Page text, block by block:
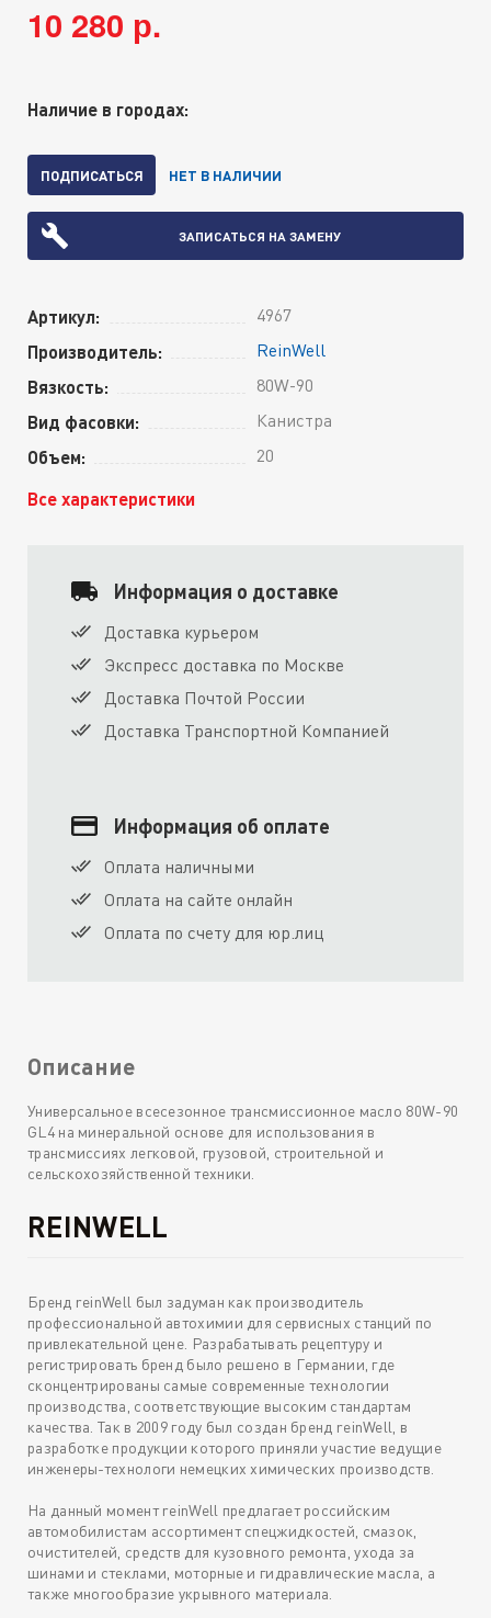
10 280 р.
Наличие в городах:
ПОДПИСАТЬСЯ НЕТ В НАЛИЧИИ
ЗАПИСАТЬСЯ НА ЗАМЕНУ
Артикул: 4967
Производитель: ReinWell
Вязкость: 80W-90
Вид фасовки: Канистра
Объем: 20
Все характеристики
Информация о доставке
Доставка курьером
Экспресс доставка по Москве
Доставка Почтой России
Доставка Транспортной Компанией
Информация об оплате
Оплата наличными
Оплата на сайте онлайн
Оплата по счету для юр.лиц
Описание
Универсальное всесезонное трансмиссионное масло 80W-90
GL4 на минеральной основе для использования в
трансмиссиях легковой, грузовой, строительной и
сельскохозяйственной техники.
REINWELL
Бренд reinWell был задуман как производитель
профессиональной автохимии для сервисных станций по
привлекательной цене. Разрабатывать рецептуру и
регистрировать бренд было решено в Германии, где
сконцентрированы самые современные технологии
производства, соответствующие высоким стандартам
качества. Так в 2009 году был создан бренд reinWell, в
разработке продукции которого приняли участие ведущие
инженеры-технологи немецких химических производств.
На данный момент reinWell предлагает российским
автомобилистам ассортимент спецжидкостей, смазок,
очистителей, средств для кузовного ремонта, ухода за
шинами и стеклами, моторные и гидравлические масла, а
также многообразие укрывного материала.